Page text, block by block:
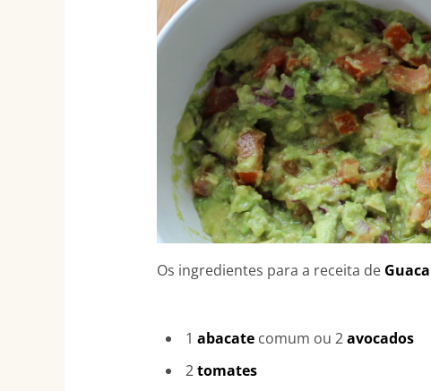
Os ingredientes para a receita de
1abacate comum ou 2avocados
2tomates